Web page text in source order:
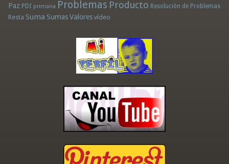
Paz PDI primaria Problemas Producto Resolución de Problemas
Resta Suma Sumas Valores vídeo